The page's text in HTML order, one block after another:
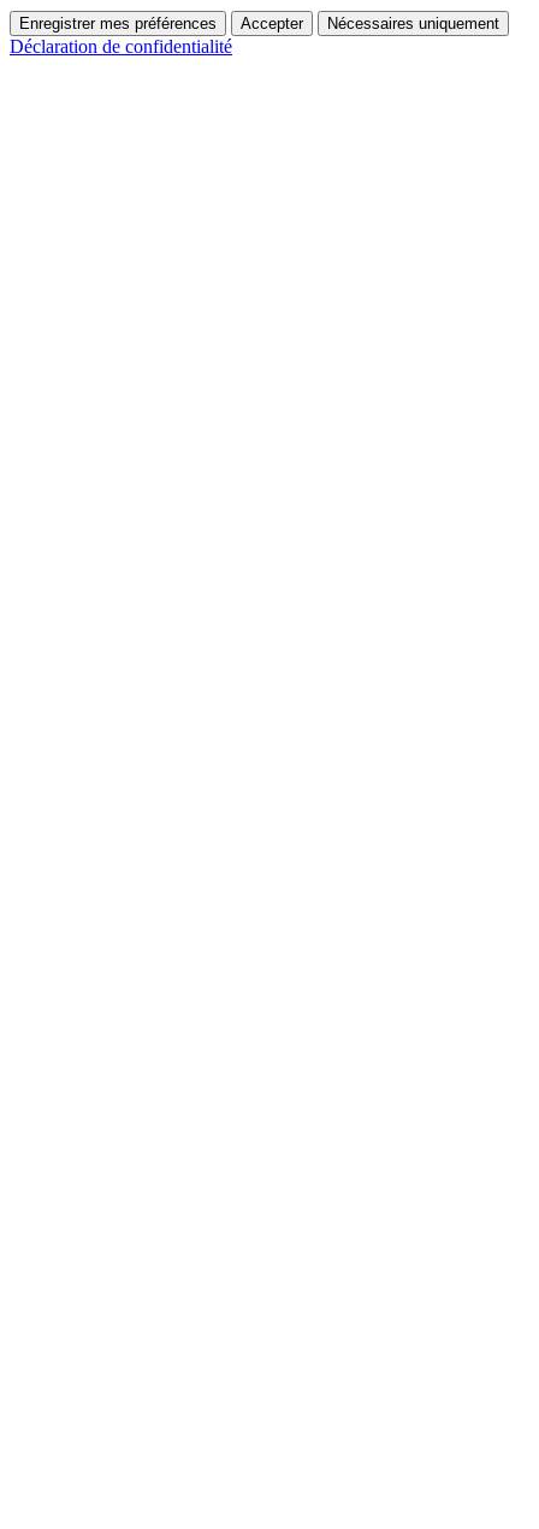
Enregistrer mes préférences Accepter Nécessaires uniquement
Déclaration de confidentialité